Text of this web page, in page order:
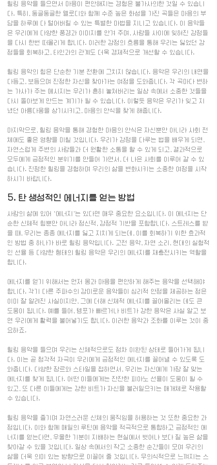
힐링 음악을 들으면서 마음이 편안해지는 경험은 불가사의한 것일 수 있습니
다. 특히, 둥글둥글한 멜로디와 함께 수준 높은 화성을 가진 곡들은 마음의 부
담을 하루에 다 털어버릴 수 있는 특별한 마법을 지니고 있습니다. 이 음악들
은 우리에게 다양한 풍경과 이미지를 안겨 주며, 사람들 사이에 잊혀진 감정들
을 다시 한번 떠올리게 합니다. 이러한 감정의 흐름을 통해 우리는 잃었던 감
정들을 회복하고, 타인과의 관계도 더욱 경제적으로 개선할 수 있습니다.
힐링 음악의 힘은 단순한 기분 전환에 그치지 않습니다. 음악은 우리의 내면을
다듬고, 보듬으며 진정한 자신을 찾아가는 여정을 도와줍니다. 각 곡마다 변하
는 가사가 주는 메시지는 우리가 흔히 놓쳐버리는 일상 속에서 소중한 것들을
다시 돌아보게 만드는 계기가 될 수 있습니다. 이렇듯 음악은 우리가 잊고 지
냈던 아름다움을 상기시키고, 마음의 안식을 찾게 해줍니다.
마지막으로, 힐링 음악을 통해 경험한 마음의 안식은 자신뿐만 아니라 사회 전
체에도 좋은 영향을 미칠 것입니다. 우리가 감정을 다루는 법을 배우게 되면,
자연스럽게 주변의 사람들과 더 원활한 소통을 할 수 있게 되고, 결과적으로
모두에게 긍정적인 분위기를 만들어 가면서, 더 나은 사회를 이루어 갈 수 있
습니다. 진정한 힐링을 경험하며 우리의 삶을 변화시키는 소중한 여정을 시작
하시기 바랍니다.
5. 탄 생성적인 에너지를 얻는 방법
사람의 삶에 있어 ‘에너지’는 있다면 매우 중요한 요소입니다. 이 에너지는 단
순한 신체적 힘뿐만 아니라 정신적, 감정적 기반을 포함합니다. 스트레스를 받
을 때, 우리는 종종 에너지를 잃고 지치게 되는데, 이를 회복하기 위한 효과적
인 방법 중 하나가 바로 힐링 음악입니다. 고전 음악, 자연 소리, 현대의 실험적
인 선율 등 다양한 형태의 힐링 음악은 우리의 에너지를 재충전시키는 역할을
합니다.
에너지를 얻기 위해서는 먼저 몸과 마음을 편안하게 해주는 음악을 선택해야
합니다. 각기 다른 주파수의 감미로운 음악들이 심리적 안정을 제공하는 점은
이미 잘 알려진 사실이지만, 그에 더해 신체적 에너지를 끌어올리는 데도 큰
도움이 됩니다. 예를 들어, 템포가 빠르거나 비트가 강한 음악은 사실 알고 보
면 우리에게 활력을 불어넣기도 합니다. 이러한 음악과 조화를 이루는 것이 중
요하죠.
힐링 음악을 들으며 우리는 신체적으로도 점차 이완된 상태로 들어가게 됩니
다. 이는 곧 청각적 자극이 우리에게 긍정적인 에너지를 끌어낼 수 있도록 도
와줍니다. 다양한 장르와 스타일을 접하면서, 우리는 자신에게 가장 잘 맞는
에너지를 찾게 됩니다. 어떤 이들에게는 잔잔한 피아노 선율이 도움이 될 수
있고, 또 다른 이들에게는 강한 비트가 자신을 불러일으키는 매개체로 작용할
수 있습니다.
힐링 음악을 즐기며 자연스러운 신체의 움직임을 허용하는 것 또한 중요한 과
정입니다. 이와 함께 매일의 루틴에 음악을 적극적으로 통합하고 긍정적인 에
너지를 얻는다면, 우울한 기분이 지배하는 현실에서 벗어나 보다 질 높은 삶을
찾아갈 수 있을 것입니다. 일상 속에서의 작고 소중한 순간들이 모여 우리의
삶을 더욱 의미 있는 방향으로 이끌어 줄 것입니다. 무의식적으로 느껴지는 스